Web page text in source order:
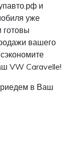
и
уже
готовы
вашего
VW Caravelle!
в Ваш